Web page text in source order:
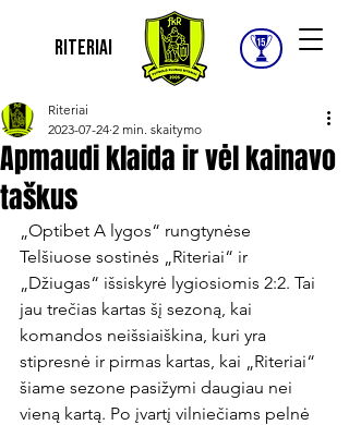
Riteriai
Apmaudi klaida ir vėl kainavo
taškus
Riteriai
2023-07-24 2 min. skaitymo
„Optibet A lygos“ rungtynėse
Telšiuose sostinės „Riteriai“ ir
„Džiugas“ išsiskyrė lygiosiomis 2:2. Tai
jau trečias kartas šį sezoną, kai
komandos neišsiaiškina, kuri yra
stipresnė ir pirmas kartas, kai „Riteriai“
šiame sezone pasižymi daugiau nei
vieną kartą. Po įvartį vilniečiams pelnė